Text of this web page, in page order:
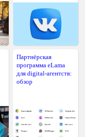
Партнёрская
программа eLama
для digital-агентств:
обзор